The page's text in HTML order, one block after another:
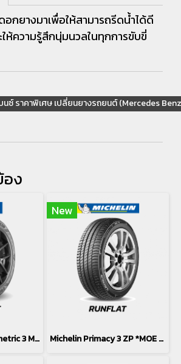
กยางมาเพื่อให้สามารถรีดน้ำได้ดี
ห้ความรู้สึกนุ่มนวลในทุกการขับขี่
นซ์ ราคาพิเศษ เปลี่ยนยางรถยนต์ (Mercedes
อง
Goodyear F1 Asymmetric 3 MOE *Runflat 275/35R19
New
Michelin Primacy 3 ZP *MOE *Runflat 275/35R19